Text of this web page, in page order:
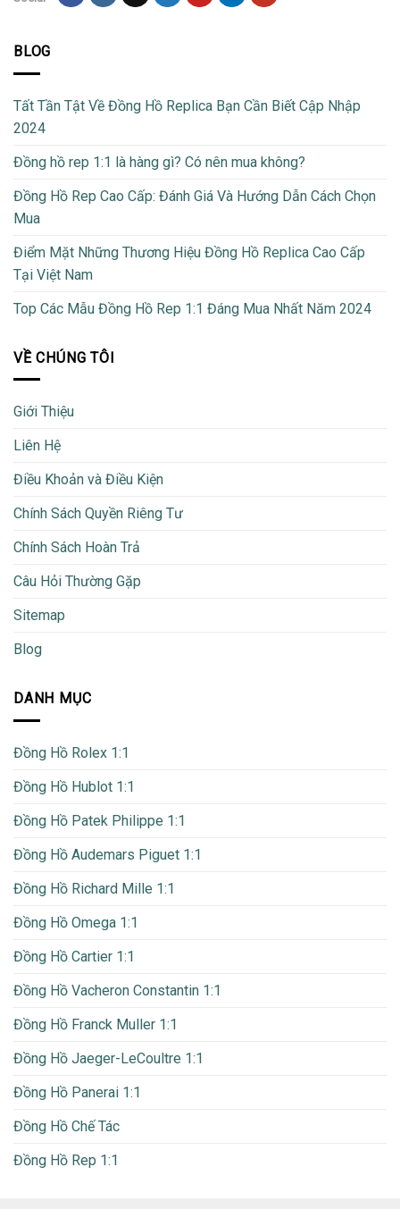
BLOG
Tất Tần Tật Về Đồng Hồ Replica Bạn Cần Biết Cập Nhập
2024
Đồng hồ rep 1:1 là hàng gì? Có nên mua không?
Đồng Hồ Rep Cao Cấp: Đánh Giá Và Hướng Dẫn Cách Chọn
Mua
Điểm Mặt Những Thương Hiệu Đồng Hồ Replica Cao Cấp
Tại Việt Nam
Top Các Mẫu Đồng Hồ Rep 1:1 Đáng Mua Nhất Năm 2024
VỀ CHÚNG TÔI
Giới Thiệu
Liên Hệ
Điều Khoản và Điều Kiện
Chính Sách Quyền Riêng Tư
Chính Sách Hoàn Trả
Câu Hỏi Thường Gặp
Sitemap
Blog
DANH MỤC
Đồng Hồ Rolex 1:1
Đồng Hồ Hublot 1:1
Đồng Hồ Patek Philippe 1:1
Đồng Hồ Audemars Piguet 1:1
Đồng Hồ Richard Mille 1:1
Đồng Hồ Omega 1:1
Đồng Hồ Cartier 1:1
Đồng Hồ Vacheron Constantin 1:1
Đồng Hồ Franck Muller 1:1
Đồng Hồ Jaeger-LeCoultre 1:1
Đồng Hồ Panerai 1:1
Đồng Hồ Chế Tác
Đồng Hồ Rep 1:1